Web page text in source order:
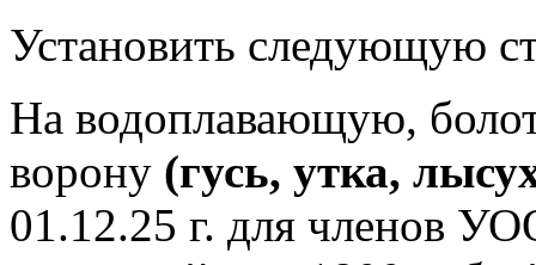
Установить следующую
На водоплавающую,
ворону (гусь, утка,
01.12.25 г. для членов